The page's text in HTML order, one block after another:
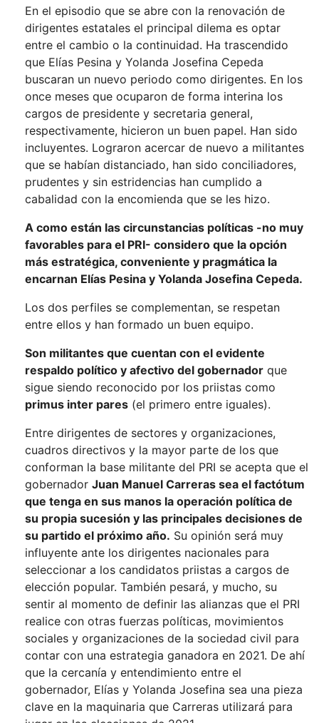
En el episodio que se abre con la renovación de
dirigentes estatales el principal dilema es optar
entre el cambio o la continuidad. Ha trascendido
que Elías Pesina y Yolanda Josefina Cepeda
buscaran un nuevo periodo como dirigentes. En los
once meses que ocuparon de forma interina los
cargos de presidente y secretaria general,
respectivamente, hicieron un buen papel. Han sido
incluyentes. Lograron acercar de nuevo a militantes
que se habían distanciado, han sido conciliadores,
prudentes y sin estridencias han cumplido a
cabalidad con la encomienda que se les hizo.
A como están las circunstancias políticas -no muy
favorables para el PRI- considero que la opción
más estratégica, conveniente y pragmática la
encarnan Elías Pesina y Yolanda Josefina Cepeda.
Los dos perfiles se complementan, se respetan
entre ellos y han formado un buen equipo.
Son militantes que cuentan con el evidente
respaldo político y afectivo del gobernador que
sigue siendo reconocido por los priistas como
primus inter pares (el primero entre iguales).
Entre dirigentes de sectores y organizaciones,
cuadros directivos y la mayor parte de los que
conforman la base militante del PRI se acepta que el
gobernador Juan Manuel Carreras sea el factótum
que tenga en sus manos la operación política de
su propia sucesión y las principales decisiones de
su partido el próximo año. Su opinión será muy
influyente ante los dirigentes nacionales para
seleccionar a los candidatos priistas a cargos de
elección popular. También pesará, y mucho, su
sentir al momento de definir las alianzas que el PRI
realice con otras fuerzas políticas, movimientos
sociales y organizaciones de la sociedad civil para
contar con una estrategia ganadora en 2021. De ahí
que la cercanía y entendimiento entre el
gobernador, Elías y Yolanda Josefina sea una pieza
clave en la maquinaria que Carreras utilizará para